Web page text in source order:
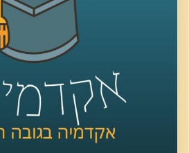
קרדיט תמונות:AudioVersity